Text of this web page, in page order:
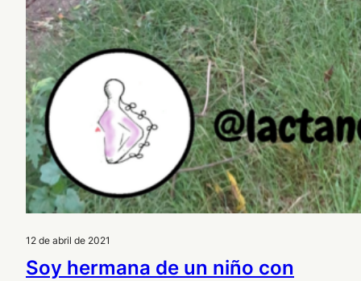
12 de abril de 2021
Soy hermana de un niño con